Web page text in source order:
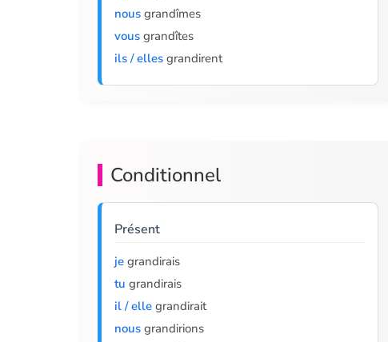
nous grandîmes
vous grandîtes
ils / elles grandirent
Conditionnel
Présent
je grandirais
tu grandirais
il / elle grandirait
nous grandirions